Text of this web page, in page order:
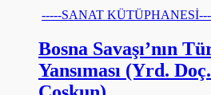
-----SANAT
Bosna Savaşı’nın
Yansıması (Yrd.